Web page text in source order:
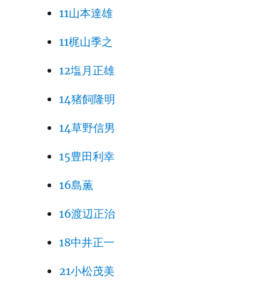
11山本達雄
11梶山季之
12塩月正雄
14猪飼隆明
14草野信男
15豊田利幸
16島薫
16渡辺正治
18中井正一
21小松茂美